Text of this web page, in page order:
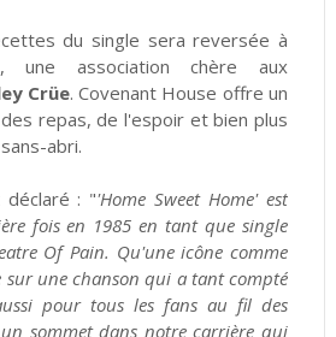
du single sera reversée à
une association chère aux
Crüe. Covenant House offre un
repas, de l'espoir et bien plus
abri.
: "'Home Sweet Home' est
fois en 1985 en tant que single
Of Pain. Qu'une icône comme
sur une chanson qui a tant compté
pour tous les fans au fil des
un sommet dans notre carrière qui